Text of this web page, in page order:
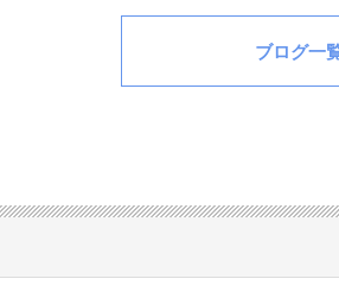
ブログ一